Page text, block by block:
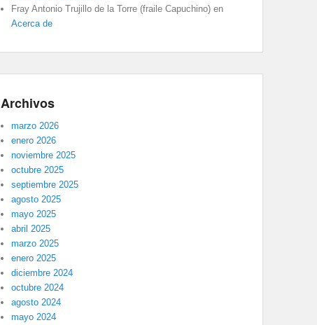
Fray Antonio Trujillo de la Torre (fraile Capuchino) en
Acerca de
Archivos
marzo 2026
enero 2026
noviembre 2025
octubre 2025
septiembre 2025
agosto 2025
mayo 2025
abril 2025
marzo 2025
enero 2025
diciembre 2024
octubre 2024
agosto 2024
mayo 2024